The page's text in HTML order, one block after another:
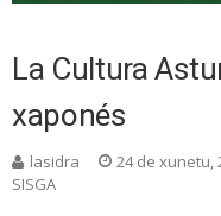
La Cultura
xaponés
lasidra 24 de xunetu,
SISGA